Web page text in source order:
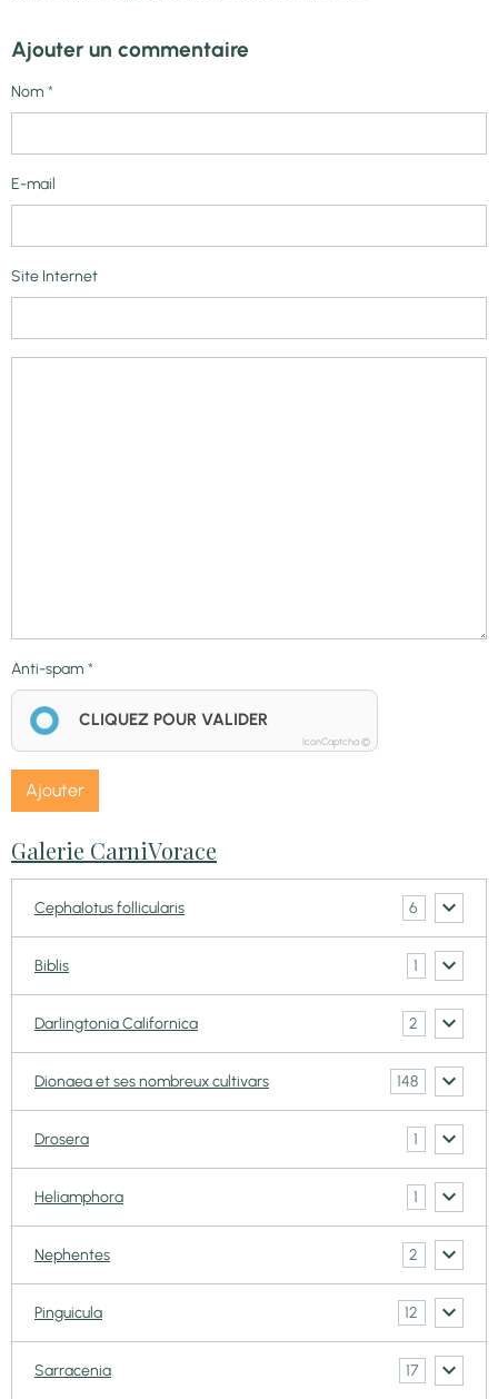
Ajouter un commentaire
Nom
E-mail
Site Internet
Anti-spam
CLIQUEZ POUR VALIDER
IconCaptcha ©
Ajouter
Galerie CarniVorace
Cephalotus follicularis 6
Biblis 1
Darlingtonia Californica 2
Dionaea et ses nombreux cultivars 148
Drosera 1
Heliamphora 1
Nephentes 2
Pinguicula 12
Sarracenia 17